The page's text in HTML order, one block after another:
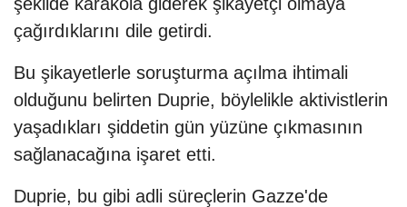
çağırdıklarını dile getirdi.
Bu şikayetlerle soruşturma açılma ihtimali
olduğunu belirten Duprie, böylelikle aktivistlerin
yaşadıkları şiddetin gün yüzüne çıkmasının
sağlanacağına işaret etti.
Duprie, bu gibi adli süreçlerin Gazze'de